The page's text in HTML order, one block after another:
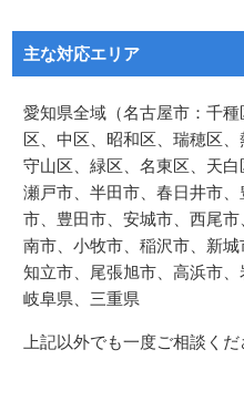
主な対応エリア
愛知県全域（名古屋市：千
区、中区、昭和区、瑞穂区、
守山区、緑区、名東区、天白
瀬戸市、半田市、春日井市
市、豊田市、安城市、西尾
南市、小牧市、稲沢市、新城
知立市、尾張旭市、高浜市、
岐阜県、三重県
上記以外でも一度ご相談くだ